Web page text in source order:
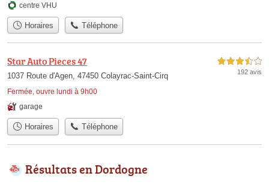
centre VHU
Horaires Téléphone
Star Auto Pieces 47
1037 Route d'Agen, 47450 Colayrac-Saint-Cirq
Fermée, ouvre lundi à 9h00
3,5 étoiles sur 5
192 avis
garage
Horaires Téléphone
Résultats en Dordogne